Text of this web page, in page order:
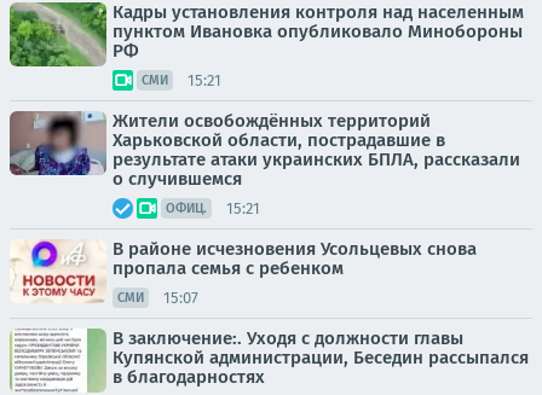
Кадры установления контроля над населенным
пунктом Ивановка опубликовало Минобороны
РФ
СМИ 15:21
Жители освобождённых территорий
Харьковской области, пострадавшие в
результате атаки украинских БПЛА, рассказали
о случившемся
ОФИЦ. 15:21
В районе исчезновения Усольцевых снова
пропала семья с ребенком
СМИ 15:07
В заключение:. Уходя с должности главы
Купянской администрации, Беседин рассыпался
в благодарностях